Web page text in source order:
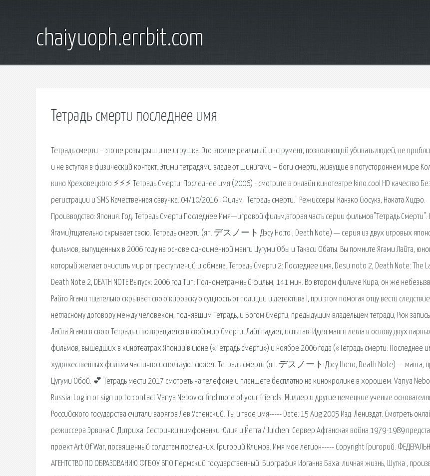
chaiyuoph.errbit.com
Тетрадь смерти последнее имя
Тетрадь смерти – это не розыгрыш и не игрушка. Это вполне реальный инструмент, позволяющий убивать людей, не
и не вступая в физический контакт. Этими тетрадями владеют шинигами – боги смерти, живущие в потустороннем мире
кино Креховецкого ⚡⚡⚡ Тетрадь Смерти: Последнее имя (2006) - смотрите в онлайн кинотеатре kino.cool HD качество
регистрации и SMS Качественная озвучка. 04/10/2016 · Фильм "Тетрадь смерти." Режиссеры: Канэко Сюсукэ, Наката Хидэо.
Производство: Япония. Год. Тетрадь Смерти:Последнее Имя—игровой фильм,вторая часть серии фильмов"Тетрадь Смерти".
Ягами)тщательно скрывает свою. Тетрадь смерти (яп. デスノート Дэсу Но:то , Death Note) — серия из двух игровых
фильмов, выпущенных в 2006 году на основе одноимённой манги Цугуми Обы и Такэси Обаты. Вы помните Ягами Лайта,
который желает очистить мир от преступлений и обмана. Тетрадь Смерти 2: Последнее имя, Desu noto 2, Death Note: The
Death Note 2, DEATH NOTE Выпуск: 2006 год Тип: Полнометражный фильм, 141 мин. Во втором фильме Кира, он же
Райто Ягами тщательно скрывает свою кировскую сущность от полиции и детектива l, при этом помогая отцу вести
негласному договору между человеком, поднявшим Тетрадь, и Богом Смерти, предыдущим владельцем тетради, Рюк
Лайта Ягами в свою Тетрадь и возвращается в свой мир Смерти. Лайт падает, испытав. Идея манги легла в основу двух
фильмов, вышедших в кинотеатрах Японии в июне («Тетрадь смерти») и ноябре 2006 года («Тетрадь смерти: Последнее
художественных фильма частично используют сюжет. Тетрадь смерти (яп. デスノート Дэсу Но:то, Death Note) — манга,
Цугуми Обой. 💕 Тетрадь мести 2017 смотреть на телефоне и планшете бесплатно на кинокролике в хорошем. Vanya
Russia. Log in or sign up to contact Vanya Nebov or find more of your friends. Миллер и другие немецкие ученые
Российского государства считали варягов Лев Успенский. Ты и твое имя----- Date: 15 Aug 2005 Изд: Лениздат. Смотреть
режиссера Эрвина С. Дитриха. Сестрички нимфоманки Юлия и Йетта / Julchen. Сервер Афганская война 1979-1989
проект Art Of War, посвященный солдатам последних. Григорий Климов. Имя мое легион----- Copyright Григорий.
АГЕНТСТВО ПО ОБРАЗОВАНИЮ ФГБОУ ВПО Пермский государственный. Биография Иоганна Баха: личная жизнь, Шутка ,